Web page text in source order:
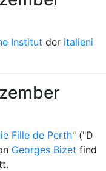
Institut der italieni
Fille de Perth" ("D
Georges Bizet find